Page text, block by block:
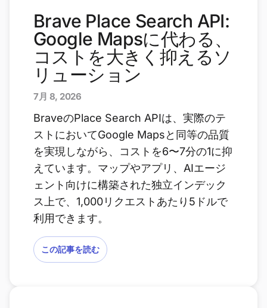
Brave Place Search API:
Google Mapsに代わる、
コストを大きく抑えるソ
リューション
7月 8, 2026
BraveのPlace Search APIは、実際のテ
ストにおいてGoogle Mapsと同等の品質
を実現しながら、コストを6〜7分の1に抑
えています。マップやアプリ、AIエージ
ェント向けに構築された独立インデック
ス上で、1,000リクエストあたり5ドルで
利用できます。
この記事を読む